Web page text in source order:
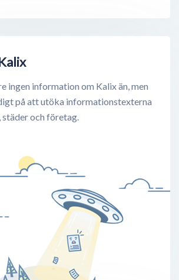
ingen information om Kalix än, men
på att utöka informationstexterna
och företag.